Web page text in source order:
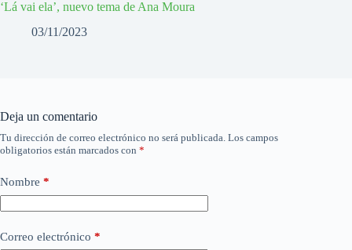
‘Lá vai ela’, nuevo tema de Ana Moura
03/11/2023
Deja un comentario
Tu dirección de correo electrónico no será publicada. Los campos
obligatorios están marcados con *
Nombre *
Correo electrónico *